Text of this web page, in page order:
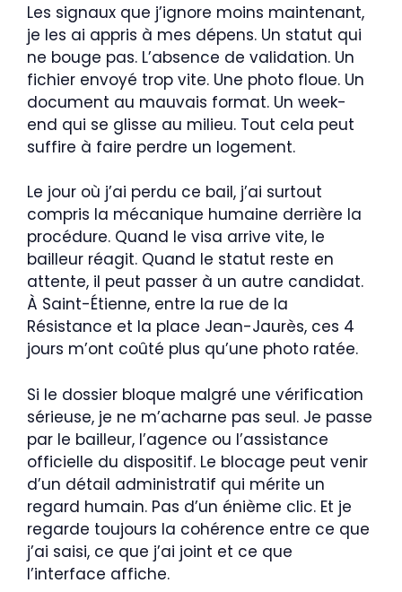
Les signaux que j’ignore moins maintenant,
je les ai appris à mes dépens. Un statut qui
ne bouge pas. L’absence de validation. Un
fichier envoyé trop vite. Une photo floue. Un
document au mauvais format. Un week-
end qui se glisse au milieu. Tout cela peut
suffire à faire perdre un logement.
Le jour où j’ai perdu ce bail, j’ai surtout
compris la mécanique humaine derrière la
procédure. Quand le visa arrive vite, le
bailleur réagit. Quand le statut reste en
attente, il peut passer à un autre candidat.
À Saint-Étienne, entre la rue de la
Résistance et la place Jean-Jaurès, ces 4
jours m’ont coûté plus qu’une photo ratée.
Si le dossier bloque malgré une vérification
sérieuse, je ne m’acharne pas seul. Je passe
par le bailleur, l’agence ou l’assistance
officielle du dispositif. Le blocage peut venir
d’un détail administratif qui mérite un
regard humain. Pas d’un énième clic. Et je
regarde toujours la cohérence entre ce que
j’ai saisi, ce que j’ai joint et ce que
l’interface affiche.